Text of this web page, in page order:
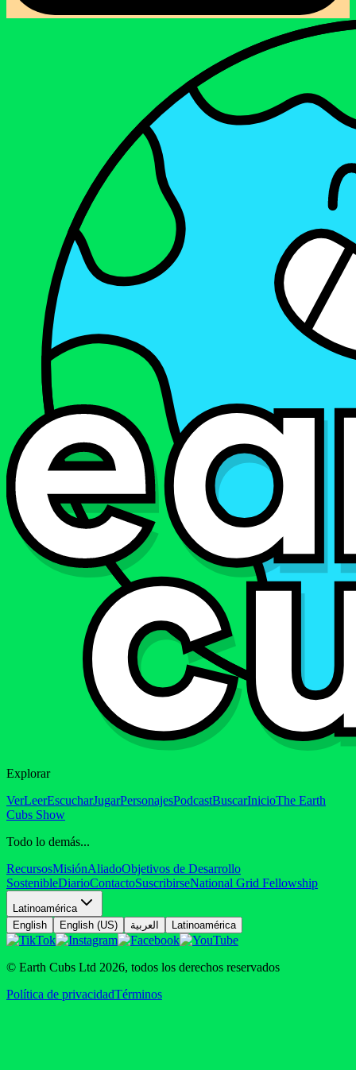
Explorar
VerLeerEscucharJugarPersonajesPodcastBuscarInicioThe Earth
Cubs Show
Todo lo demás...
RecursosMisiónAliadoObjetivos de Desarrollo
SostenibleDiarioContactoSuscribirseNational Grid Fellowship
Latinoamérica
English
English (US) العربية Latinoamérica
© Earth Cubs Ltd 2026, todos los derechos reservados
Política de privacidadTérminos